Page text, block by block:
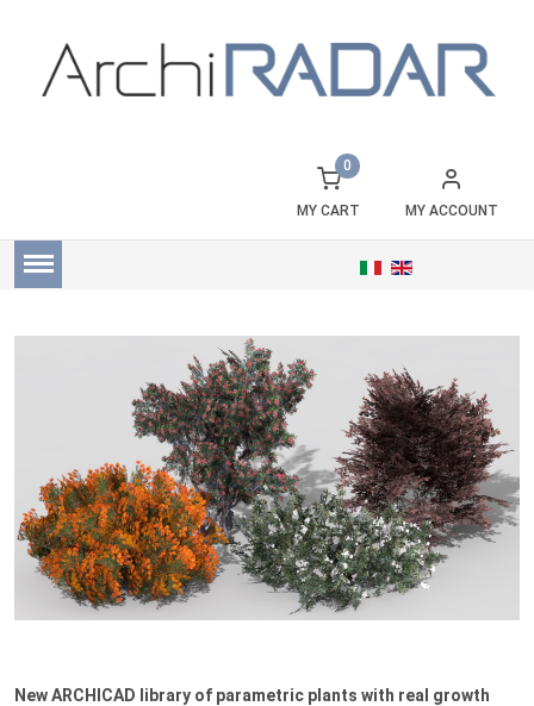
MY ACCOUNT
MY CART
0
New ARCHICAD library of parametric plants with real growth